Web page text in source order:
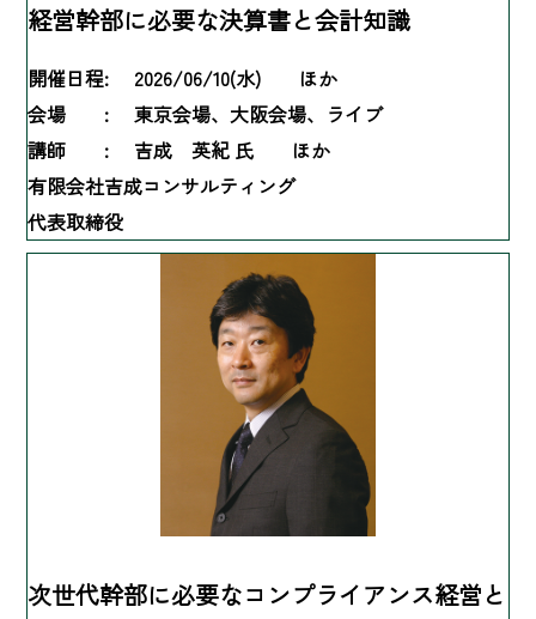
経営幹部に必要な決算書と会計知識
開催日程:
2026/06/10(水) ほか
会場 :
東京会場、大阪会場、ライブ
講師 :
吉成 英紀 氏 ほか
有限会社吉成コンサルティング
代表取締役
次世代幹部に必要なコンプライアンス経営と